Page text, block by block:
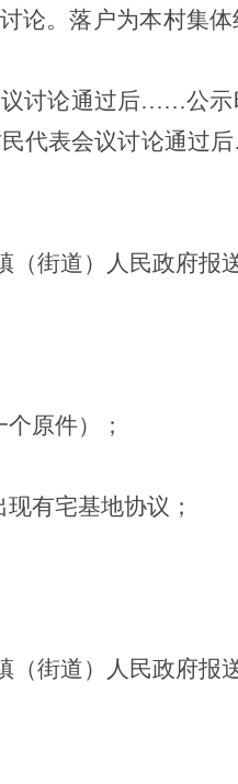
论。落户为本村集体
议讨论通过后……公示
民代表会议讨论通过
（街道）人民政府报
原件）；
有宅基地协议；
（街道）人民政府报